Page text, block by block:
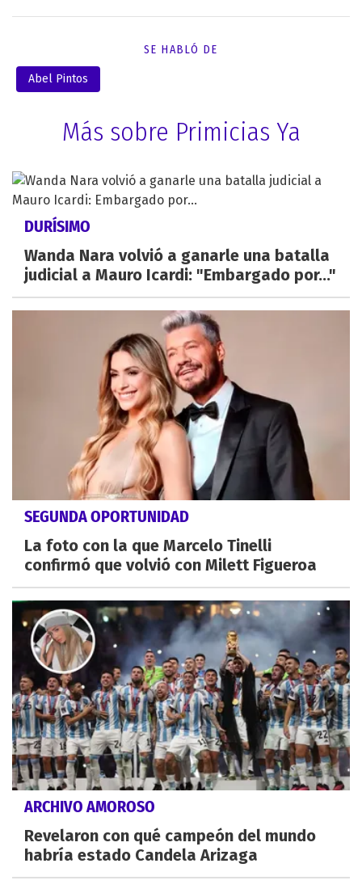
SE HABLÓ DE
Abel Pintos
Más sobre Primicias Ya
DURÍSIMO
Wanda Nara volvió a ganarle una batalla
judicial a Mauro Icardi: "Embargado por..."
SEGUNDA OPORTUNIDAD
La foto con la que Marcelo Tinelli
confirmó que volvió con Milett Figueroa
ARCHIVO AMOROSO
Revelaron con qué campeón del mundo
habría estado Candela Arizaga